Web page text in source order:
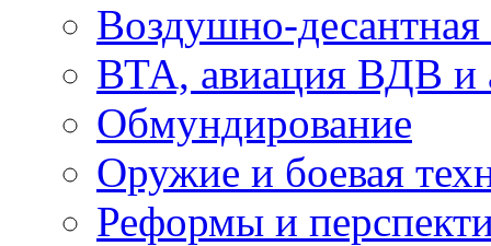
Воздушно-десантная
ВТА, авиация ВДВ и
Обмундирование
Оружие и боевая
Реформы и